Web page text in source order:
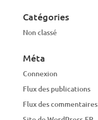
Catégories
Non classé
Méta
Connexion
Flux des publications
Flux des commentaires